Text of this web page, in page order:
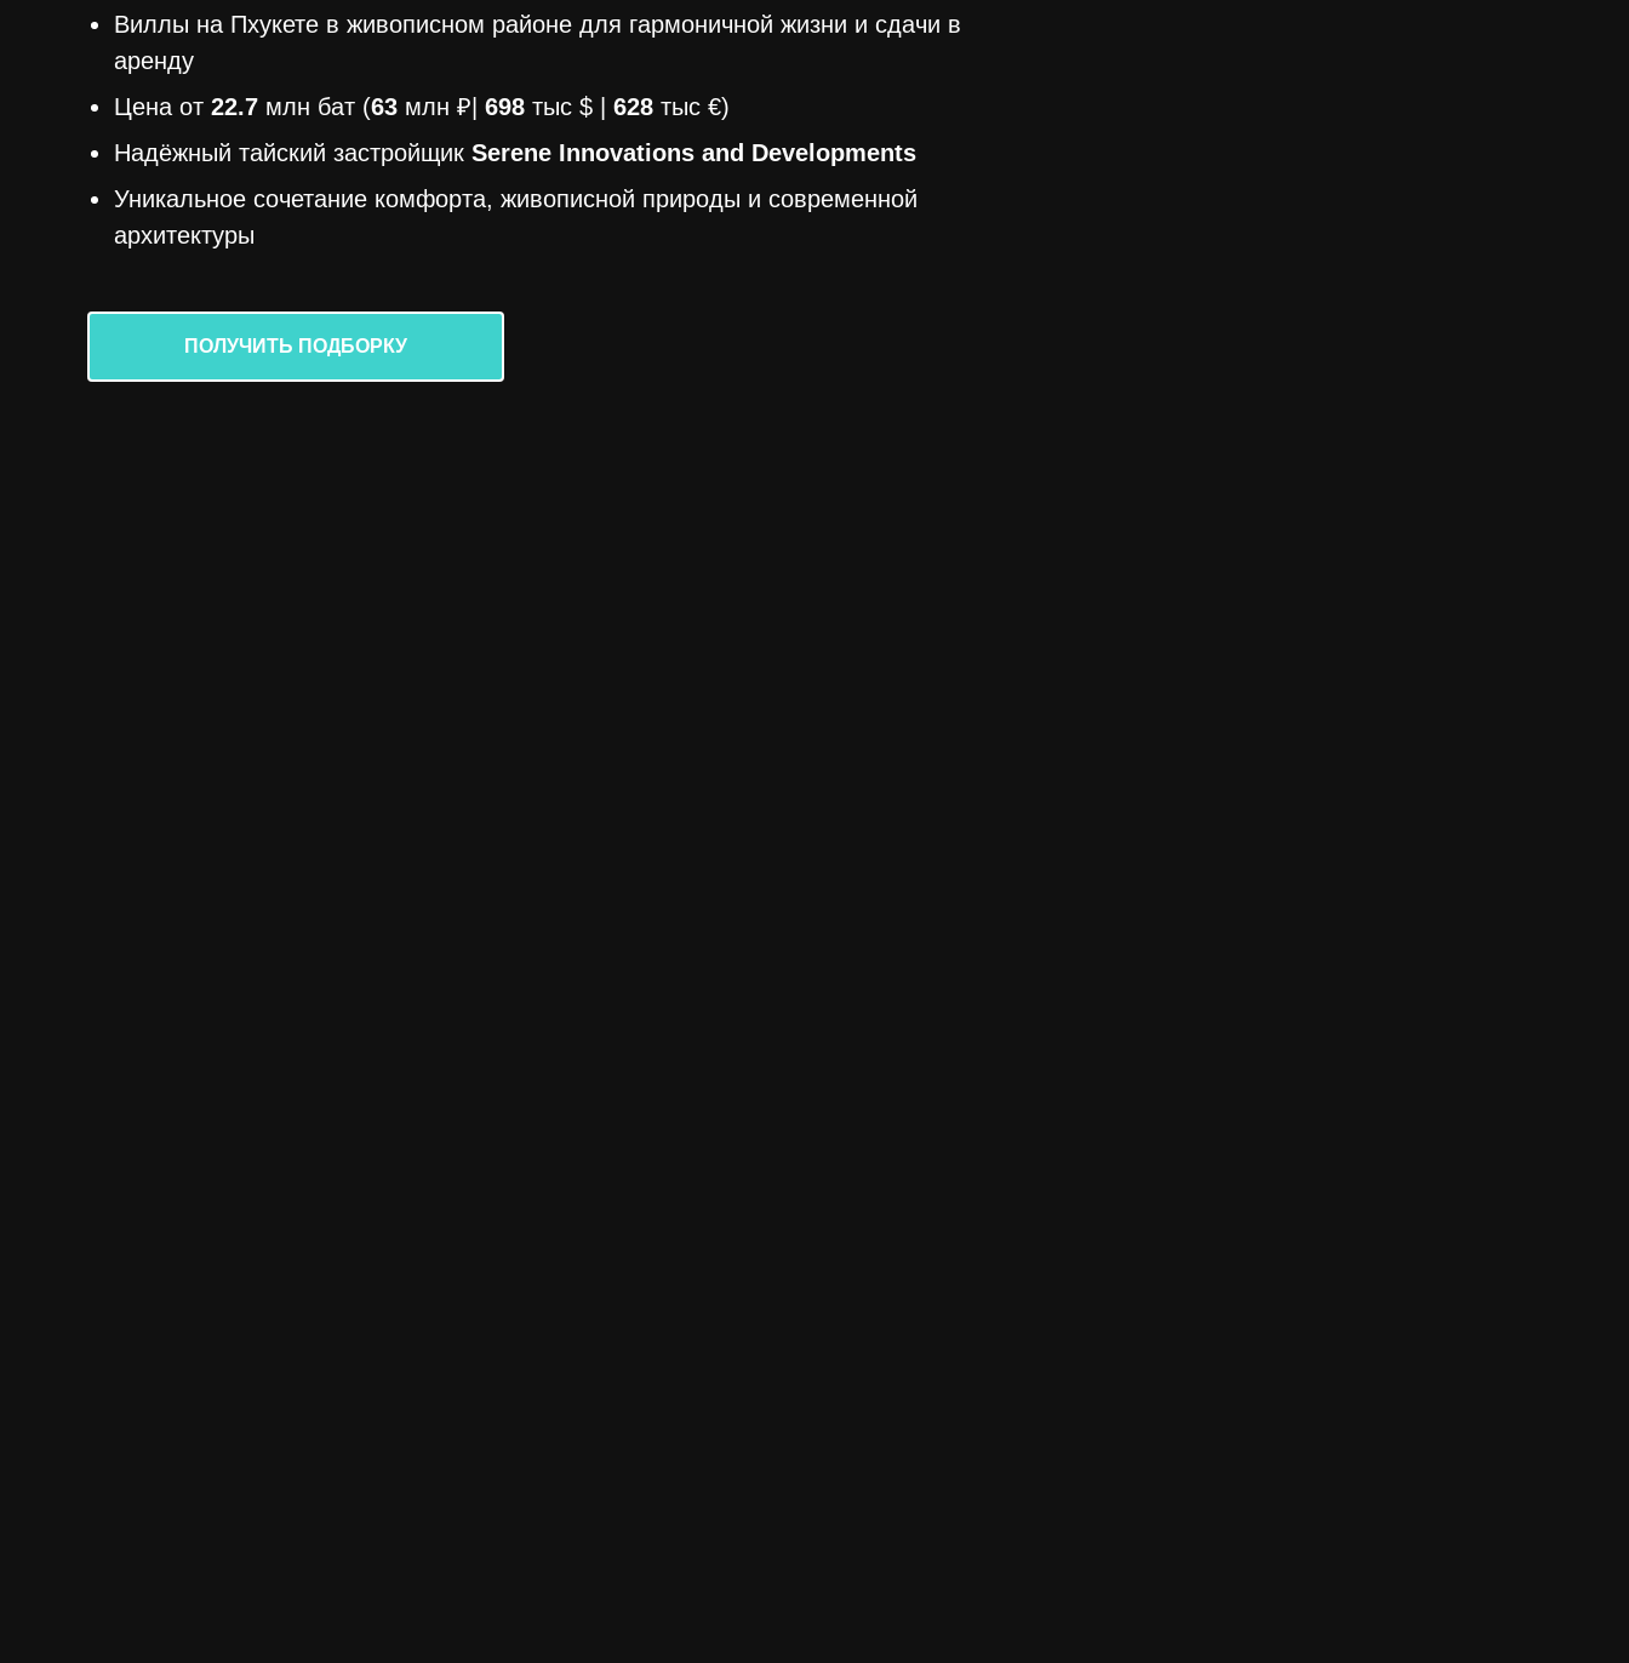
Виллы на Пхукете в живописном районе для гармоничной жизни и сдачи в
аренду
Цена от 22.7 млн бат (63 млн ₽| 698 тыс $ | 628 тыс €)
Надёжный тайский застройщик Serene Innovations and Developments
Уникальное сочетание комфорта, живописной природы и современной
архитектуры
ПОЛУЧИТЬ ПОДБОРКУ